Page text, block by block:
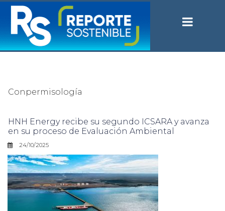
Conpermisología
HNH Energy recibe su segundo ICSARA y avanza
en su proceso de Evaluación Ambiental
24/10/2025